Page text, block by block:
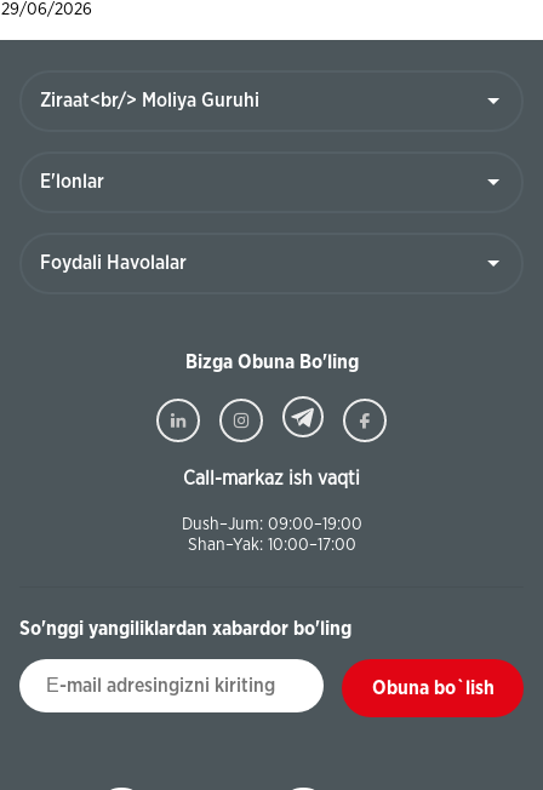
29/06/2026
Bizga Obuna Bo'ling
Call-markaz ish vaqti
Dush–Jum: 09:00–19:00
Shan–Yak: 10:00–17:00
So'nggi yangiliklardan xabardor bo'ling
Obuna bo`lish